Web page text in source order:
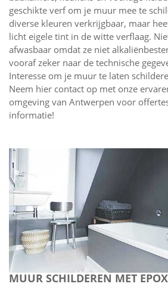
geschikte verf om je muur mee te
diverse kleuren verkrijgbaar, maar
licht eigele tint in de witte verflaag.
afwasbaar omdat ze niet
vooraf zeker naar de technische
Interesse om je muur te laten
Neem hier contact op met onze
omgeving van Antwerpen voor
informatie!
MUUR SCHILDEREN MET